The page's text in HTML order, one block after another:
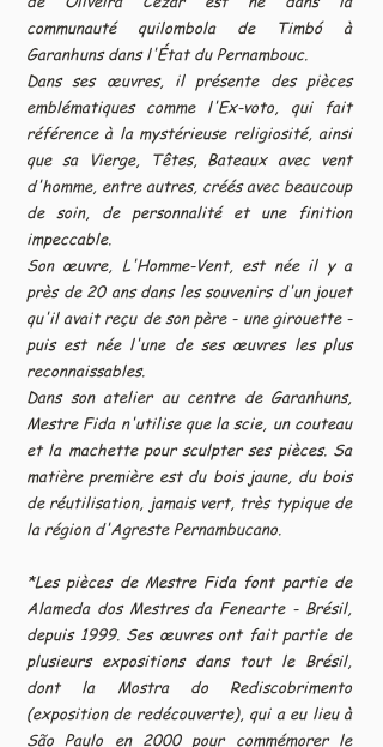
communauté quilombola de Timbó à
Garanhuns dans l'État du Pernambouc.
Dans ses œuvres, il présente des pièces
emblématiques comme l'Ex-voto, qui fait
référence à la mystérieuse religiosité, ainsi
que sa Vierge, Têtes, Bateaux avec vent
d'homme, entre autres, créés avec beaucoup
de soin, de personnalité et une finition
impeccable.
Son œuvre, L'Homme-Vent, est née il y a
près de 20 ans dans les souvenirs d'un jouet
qu'il avait reçu de son père - une girouette -
puis est née l'une de ses œuvres les plus
reconnaissables.
Dans son atelier au centre de Garanhuns,
Mestre Fida n'utilise que la scie, un couteau
et la machette pour sculpter ses pièces. Sa
matière première est du bois jaune, du bois
de réutilisation, jamais vert, très typique de
la région d'Agreste Pernambucano.
*Les pièces de Mestre Fida font partie de
Alameda dos Mestres da Fenearte - Brésil,
depuis 1999. Ses œuvres ont fait partie de
plusieurs expositions dans tout le Brésil,
dont la Mostra do Rediscobrimento
(exposition de redécouverte), qui a eu lieu à
São Paulo en 2000 pour commémorer le